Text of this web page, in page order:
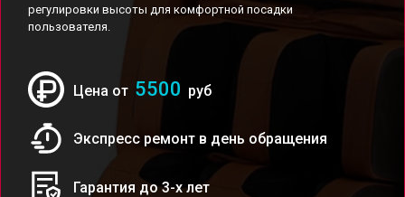
регулировки высоты для комфортной посадки
пользователя.
Цена от 5500 руб
Экспресс ремонт в день обращения
Гарантия до 3-х лет